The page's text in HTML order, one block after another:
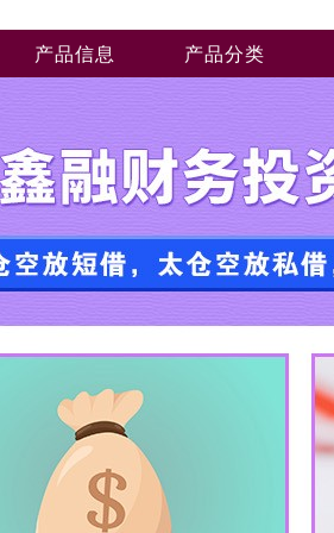
产品信息 产品分类